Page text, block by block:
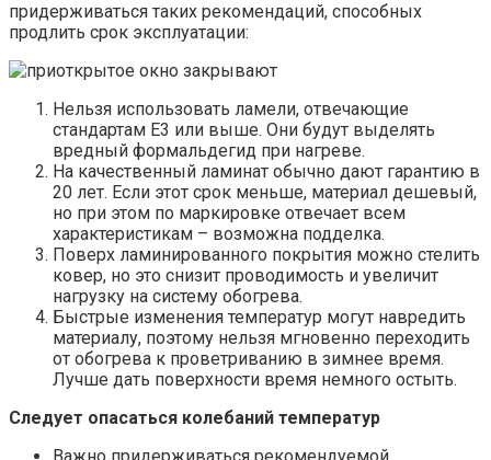
придерживаться таких рекомендаций, способных
продлить срок эксплуатации:
Нельзя использовать ламели, отвечающие
стандартам E3 или выше. Они будут выделять
вредный формальдегид при нагреве.
На качественный ламинат обычно дают гарантию в
20 лет. Если этот срок меньше, материал дешевый,
но при этом по маркировке отвечает всем
характеристикам – возможна подделка.
Поверх ламинированного покрытия можно стелить
ковер, но это снизит проводимость и увеличит
нагрузку на систему обогрева.
Быстрые изменения температур могут навредить
материалу, поэтому нельзя мгновенно переходить
от обогрева к проветриванию в зимнее время.
Лучше дать поверхности время немного остыть.
Следует опасаться колебаний температур